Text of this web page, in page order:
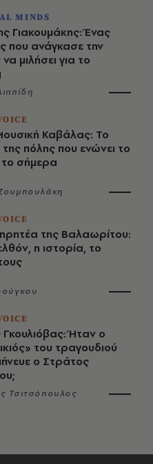
MINDS
Γιακουμάκης: Ένας
που ανάγκασε την
μιλήσει για το
Καβάλας: Το
της πόλης που ενώνει το
το σήμερα
της Βαλαωρίτου:
η ιστορία, το
Γκουλιόβας: Ήταν ο
του τραγουδιού
ο Στράτος
Τσιτσόπουλος